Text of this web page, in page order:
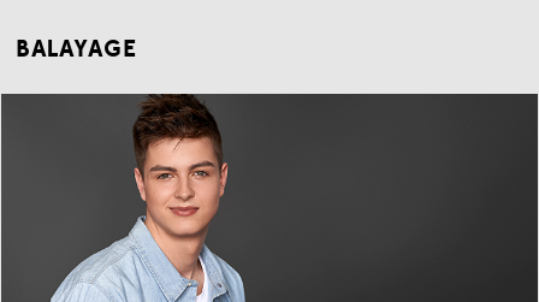
BALAYAGE